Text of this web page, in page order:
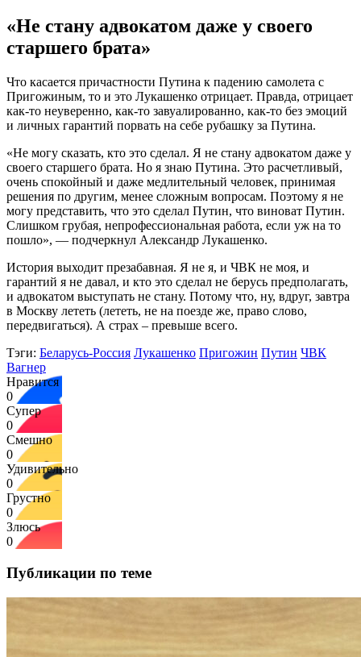
«Не стану адвокатом даже у своего
старшего брата»
Что касается причастности Путина к падению самолета с
Пригожиным, то и это Лукашенко отрицает. Правда, отрицает
как-то неуверенно, как-то завуалированно, как-то без эмоций
и личных гарантий порвать на себе рубашку за Путина.
«Не могу сказать, кто это сделал. Я не стану адвокатом даже у
своего старшего брата. Но я знаю Путина. Это расчетливый,
очень спокойный и даже медлительный человек, принимая
решения по другим, менее сложным вопросам. Поэтому я не
могу представить, что это сделал Путин, что виноват Путин.
Слишком грубая, непрофессиональная работа, если уж на то
пошло», — подчеркнул Александр Лукашенко.
История выходит презабавная. Я не я, и ЧВК не моя, и
гарантий я не давал, и кто это сделал не берусь предполагать,
и адвокатом выступать не стану. Потому что, ну, вдруг, завтра
в Москву лететь (лететь, не на поезде же, право слово,
передвигаться). А страх – превыше всего.
Тэги: Беларусь-Россия Лукашенко Пригожин Путин ЧВК
Вагнер
Нравится
0
Супер
0
Смешно
0
Удивительно
0
Грустно
0
Злюсь
0
Публикации по теме